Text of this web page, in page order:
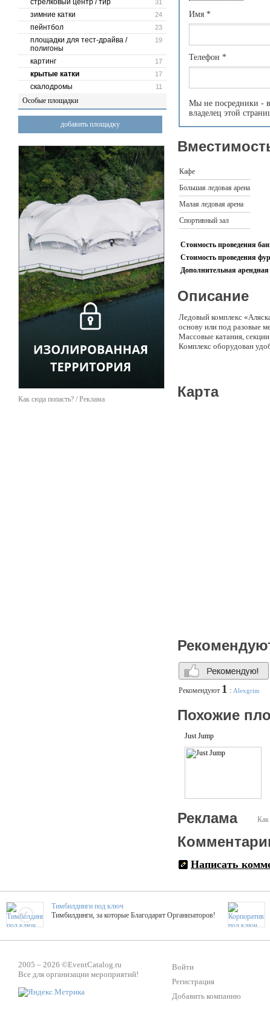
31
стрелковый центр / тир
24
зимние катки
23
пейнтбол
19
площадки для тест-драйва /
полигоны
17
картинг
17
крытые катки
11
скалодромы
Особые площадки
добавить площадку
Как сюда попасть? / Реклама
Имя *
Телефон *
Мы не посредники -
владелец этой
Кафе
Большая ледовая арена
Малая ледовая арена
Спортивный зал
Стоимость проведения
Стоимость проведения
Дополнительная
Описание
Ледовый комплекс
основу или под разовые
Массовые катания,
Комплекс оборудован
Карта
Рекомендуют 1 : Alexgrim
Похожие
Just Jump
Как
Реклама
Написать
Тимбилдинги под ключ
Тимбилдинги, за которые Благодарят Организаторов!
ТОПовые мастер-классы на мероприятие! Гибкие цены!
ShowTex - Декор и Ди
2005 – 2026 ©EventCatalog.ru
Все для организации мероприятий!
Войти
Регистрация
Добавить компанию